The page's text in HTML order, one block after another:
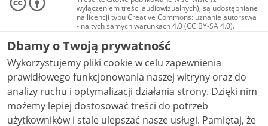
wyłączeniem treści audiowizualnych), są udostępniane
na licencji typu Creative Commons: uznanie autorstwa
- na tych samych warunkach 4.0 (CC BY-SA 4.0).
Materiały audiowizualne, w tym zdjęcia, materiały
audio i wideo, są udostępniane na licencji typu
Creative Commons: uznanie autorstwa użycie
niekomercyjne - bez utworów zależnych 4.0 (CC BY-
NC-ND 4.0), o ile nie jest to stwierdzone inaczej.
Dbamy o Twoją prywatność
Wykorzystujemy pliki cookie w celu zapewnienia
prawidłowego funkcjonowania naszej witryny oraz do
analizy ruchu i optymalizacji działania strony. Dzięki nim
możemy lepiej dostosować treści do potrzeb
użytkowników i stale ulepszać nasze usługi. Pamiętaj, że